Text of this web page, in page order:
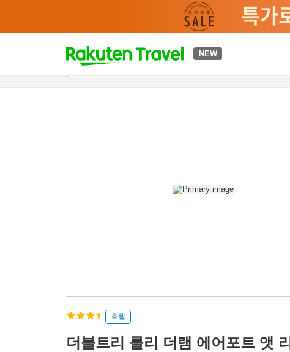
NEW
t
p
개요객실 & 숙박 상품이용 후기 편의 시설/서비스
호텔
더블트리 롤리 더램 에어포트 앳